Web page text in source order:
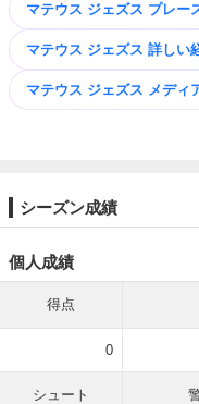
マテウス ジェズス プレー
マテウス ジェズス 詳しい
マテウス ジェズス メディ
シーズン成績
個人成績
得点
0
シュート